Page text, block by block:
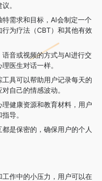
。
特需求和目标，AI会制定一个
为疗法（CBT）和其他有效
语音或视频的方式与AI进行交
医生对话一样。
工具可以帮助用户记录每天的
自己的情感波动。
理健康资源和教育材料，用户
导。
都是保密的，确保用户的个人
工作中的小压力，用户可以在